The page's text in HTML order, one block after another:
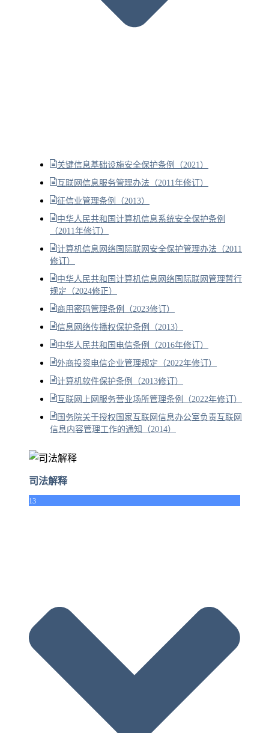
关键信息基础设施安全保护条例（2021）
互联网信息服务管理办法（2011年修订）
征信业管理条例（2013）
中华人民共和国计算机信息系统安全保护条例
（2011年修订）
计算机信息网络国际联网安全保护管理办法（2011
修订）
中华人民共和国计算机信息网络国际联网管理暂行
规定（2024修正）
商用密码管理条例（2023修订）
信息网络传播权保护条例（2013）
中华人民共和国电信条例（2016年修订）
外商投资电信企业管理规定（2022年修订）
计算机软件保护条例（2013修订）
互联网上网服务营业场所管理条例（2022年修订）
国务院关于授权国家互联网信息办公室负责互联网
信息内容管理工作的通知（2014）
司法解释
13